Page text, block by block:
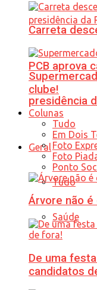
PCB aprova
presidência
Geral
Tudo
Saúde
Carreta
clube!
Colunas
Tudo
Em Dois
Foto
Foto
Ponto
Árvore não é
De uma
candidatos